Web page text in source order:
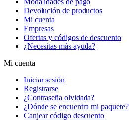
Devolución de productos
Mi cuenta
Empresas
Ofertas y códigos de descuento
¿Necesitas más ayuda?
Mi cuenta
Iniciar sesión
Registrarse
¿Contraseña olvidada?
¿Dónde se encuentra mi paquete?
Canjear código descuento